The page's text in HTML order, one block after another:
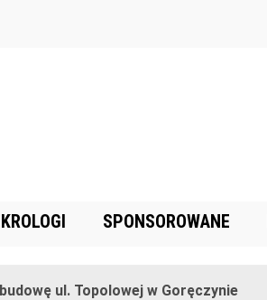
SPONSOROWANE
ul. Topolowej w Goręczynie